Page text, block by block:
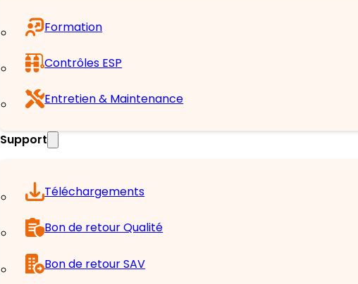
Formation
Contrôles ESP
Entretien & Maintenance
Support
Téléchargements
Bon de retour Qualité
Bon de retour SAV